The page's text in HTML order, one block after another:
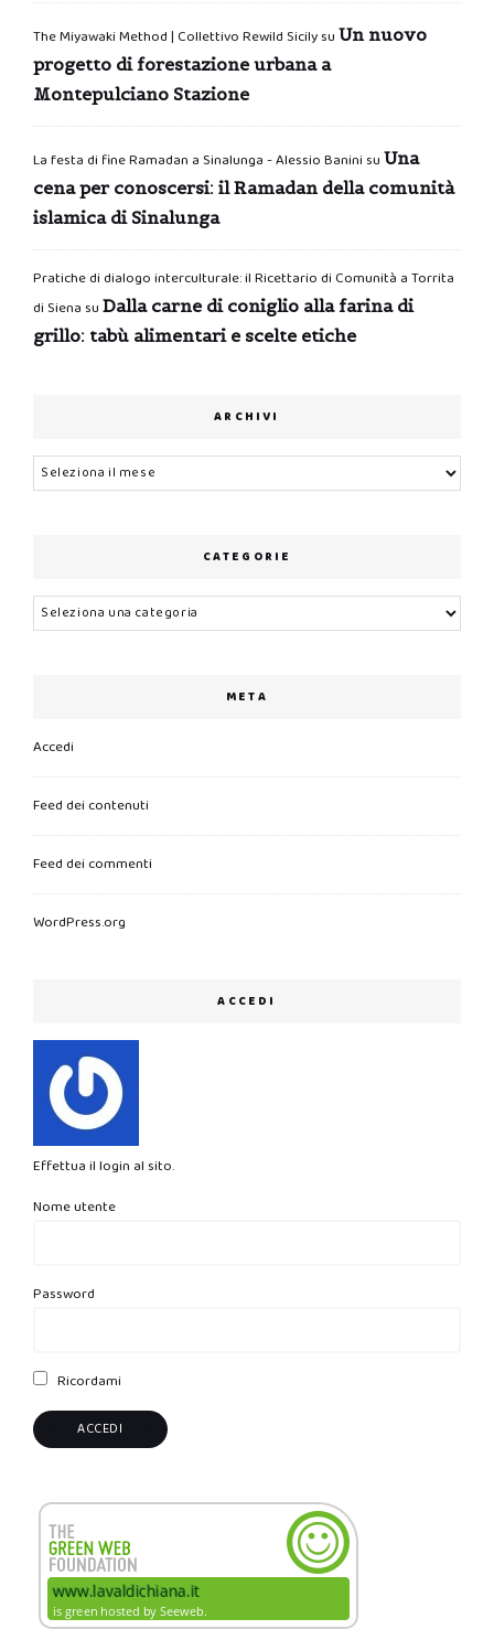
The Miyawaki Method | Collettivo Rewild Sicilysu Un nuovo
progetto di forestazione urbana a
Montepulciano Stazione
La festa di fine Ramadan a Sinalunga - Alessio Banini su Una
cena per conoscersi: il Ramadan della comunità
islamica di Sinalunga
Pratiche di dialogo interculturale: il Ricettario di Comunità a Torrita
di Siena su Dalla carne di coniglio alla farina di
grillo: tabù alimentari e scelte etiche
ARCHIVI
Archivi
CATEGORIE
Categorie
META
Accedi
Feed dei contenuti
Feed dei commenti
WordPress.org
ACCEDI
Effettua il login al sito.
Nome utente
Password
Ricordami